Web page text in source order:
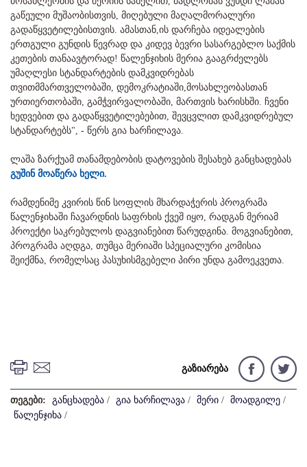
გაწეული მუშაობისთვის, მიღებული მაღალმორალური
გადაწყვეტილებისთვის. ამასთან,ის დარჩება იდეალების
ერთგული გუნდის წევრად და კიდევ ბევრი სასარგებლო საქმის
კეთების თანაავტორად! წალენჯიხის მერია გააგრძელებს
უმაღლესი სტანდარტების დამკვიდრებას
თვითმმართველობაში, დემოკრატიაში,მოსახლეობასთან
ურთიერთობაში, გამჭვირვალობაში, მართვის ხარისხში. ჩვენი
ხედვებით და გადაწყვეტილებებით, შევცვლით დამკვიდრებულ
სტანდარტებს", - წერს გია ხარჩილავა.
ლაშა ზარქუამ თანამდებობის დატოვების შესახებ განცხადებას
გუშინ მოაწერა ხელი.
რამდენიმე კვირის წინ სოფლის მხარდაჭერის პროგრამა
წალენჯიხაში ჩავარდნის საფრხის ქვეშ იყო, რადგან მერიამ
პროექტი საკრებულოს დაგვიანებით წარუდგინა. მოგვიანებით,
პროგრამა აღდგა, თუმცა მერიაში სპეციალური კომისია
შეიქმნა, რომელსაც პასუხისმგებელი პირი უნდა გამოეკვეთა.
გაზიარება
თეგები: განცხადება / გია ხარჩილავა / მერი / მოადგილე /
წალენჯიხა /